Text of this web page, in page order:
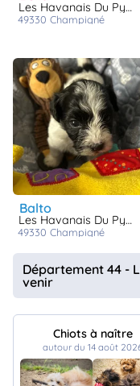
Les Havanais Du Pyron D'Anjou
49330 champigné
balto
Les Havanais Du Pyron D'Anjou
49330 champigné
Département 44 -
venir
Chiots à naître
autour du 14 août